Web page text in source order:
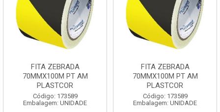
FITA ZEBRADA
70MMX100M PT AM
PLASTCOR
Código: 173589
Embalagem: UNIDADE
FITA ZEBRADA
70MMX100M PT AM
PLASTCOR
Código: 173589
Embalagem: UNIDADE